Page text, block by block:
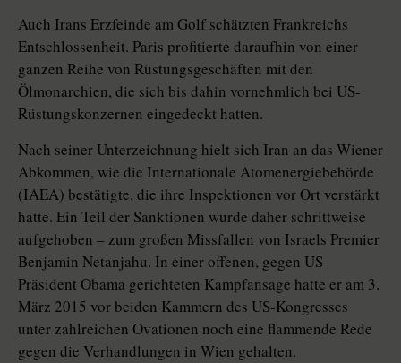
Auch Irans Erzfeinde am Golf schätzten Frankreichs
Entschlossenheit. Paris profitierte daraufhin von einer
ganzen Reihe von Rüstungsgeschäften mit den
Ölmonarchien, die sich bis dahin vornehmlich bei US-
Rüstungskonzernen eingedeckt hatten.
Nach seiner Unterzeichnung hielt sich Iran an das Wiener
Abkommen, wie die Internationale Atomenergiebehörde
(IAEA) bestätigte, die ihre Inspektionen vor Ort verstärkt
hatte. Ein Teil der Sanktionen wurde daher schrittweise
aufgehoben – zum großen Missfallen von Israels Premier
Benjamin Netanjahu. In einer offenen, gegen US-
Präsident Obama gerichteten Kampfansage hatte er am 3.
März 2015 vor beiden Kammern des US-Kongresses
unter zahlreichen Ovationen noch eine flammende Rede
gegen die Verhandlungen in Wien gehalten.